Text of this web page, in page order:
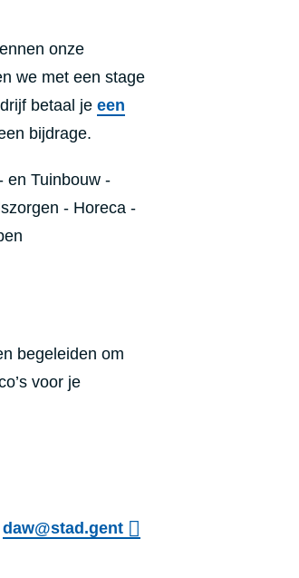
onze
we met een stage
betaal je een
bijdrage.
en Tuinbouw -
​ - Horeca -
begeleiden om
voor je
daw@stad.gent